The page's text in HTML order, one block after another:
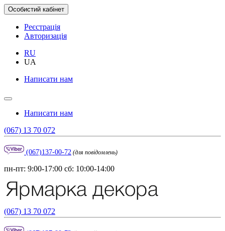
Особистий кабінет
Реєстрація
Авторизація
RU
UA
Написати нам
Написати нам
(067) 13 70 072
(067)137-00-72 (для повідомлень)
пн-пт: 9:00-17:00 сб: 10:00-14:00
(067) 13 70 072